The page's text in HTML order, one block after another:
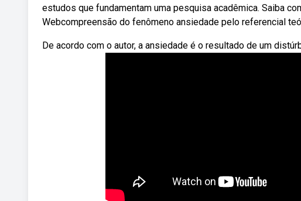
estudos que fundamentam uma pesquisa acadêmica. Saiba
Webcompreensão do fenômeno ansiedade pelo referencial
De acordo com o autor, a ansiedade é o resultado de um